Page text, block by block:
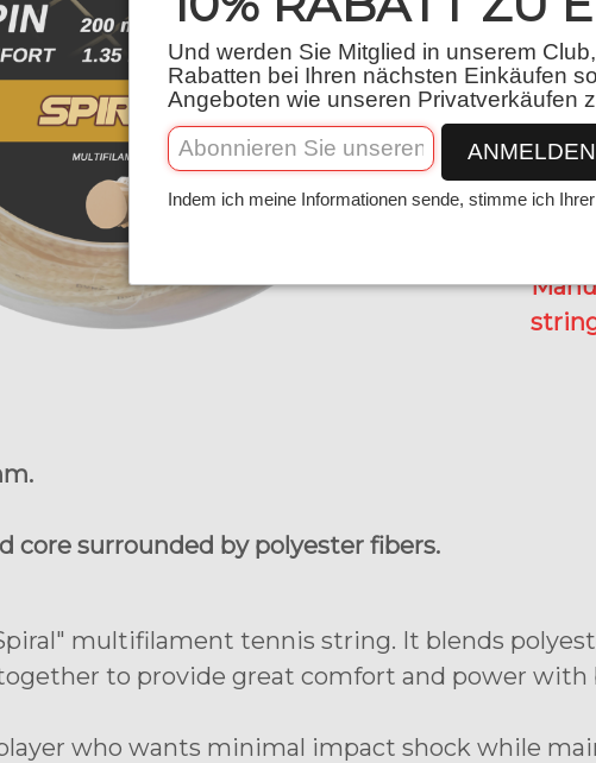
core surrounded by polyester fibers.
multifilament tennis string. It blends
to provide great comfort and power
who wants minimal impact shock while
Und werden Sie Mitglied in unserem
Rabatten bei Ihren nächsten Einkäufen
Angeboten wie unseren Privatverkäufen
ANMELDEN
Indem ich meine Informationen sende, stimme ich